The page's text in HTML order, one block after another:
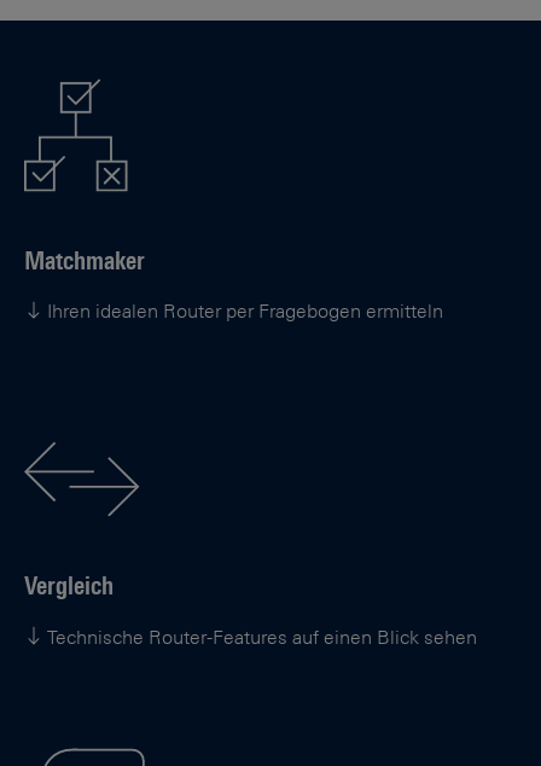
Matchmaker
Ihren idealen Router per Fragebogen ermitteln
Vergleich
Technische Router-Features auf einen Blick sehen